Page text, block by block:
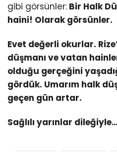
gibi görsünler: Bir Halk
haini! Olarak görsünler.
Evet değerli okurlar.
düşmanı ve vatan
olduğu gerçeğini
gördük. Umarım halk
geçen gün artar.
Sağlılı yarınlar dileğiyle…